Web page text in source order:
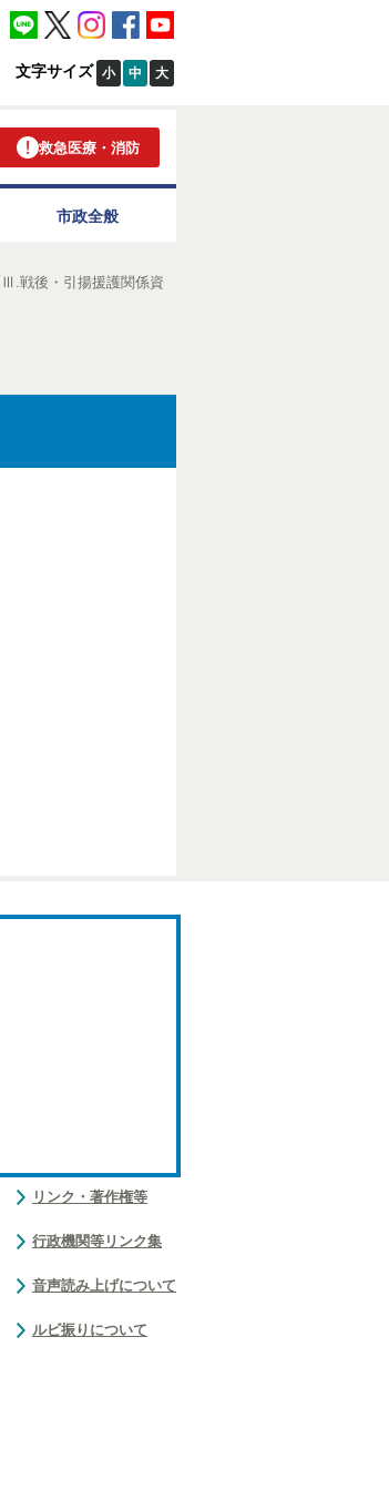
文字サイズ 小 中 大
救急医療・消防
市政全般
Ⅲ.戦後・引揚援護関係資
リンク・著作権等
行政機関等リンク集
音声読み上げについて
ルビ振りについて